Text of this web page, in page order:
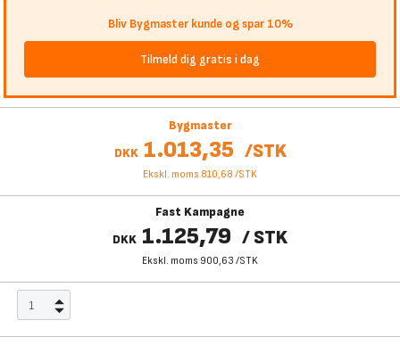
Bliv Bygmaster kunde og spar 10%
Tilmeld dig gratis i dag
Bygmaster
DKK 1.013,35 /STK
Ekskl. moms 810,68 /STK
Fast Kampagne
DKK 1.125,79 /STK
Ekskl. moms 900,63 /STK